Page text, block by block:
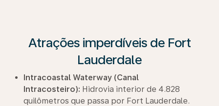
Atrações imperdíveis de Fort
Lauderdale
Intracoastal Waterway (Canal
Intracosteiro): Hidrovia interior de 4.828
quilômetros que passa por Fort Lauderdale.